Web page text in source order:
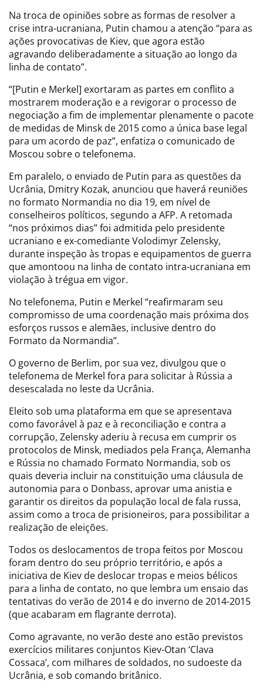
Na troca de opiniões sobre as formas de resolver a
crise intra-ucraniana, Putin chamou a atenção “para as
ações provocativas de Kiev, que agora estão
agravando deliberadamente a situação ao longo da
linha de contato”.
“[Putin e Merkel] exortaram as partes em conflito a
mostrarem moderação e a revigorar o processo de
negociação a fim de implementar plenamente o pacote
de medidas de Minsk de 2015 como a única base legal
para um acordo de paz”, enfatiza o comunicado de
Moscou sobre o telefonema.
Em paralelo, o enviado de Putin para as questões da
Ucrânia, Dmitry Kozak, anunciou que haverá reuniões
no formato Normandia no dia 19, em nível de
conselheiros políticos, segundo a AFP. A retomada
“nos próximos dias” foi admitida pelo presidente
ucraniano e ex-comediante Volodimyr Zelensky,
durante inspeção às tropas e equipamentos de guerra
que amontoou na linha de contato intra-ucraniana em
violação à trégua em vigor.
No telefonema, Putin e Merkel “reafirmaram seu
compromisso de uma coordenação mais próxima dos
esforços russos e alemães, inclusive dentro do
Formato da Normandia”.
O governo de Berlim, por sua vez, divulgou que o
telefonema de Merkel fora para solicitar à Rússia a
desescalada no leste da Ucrânia.
Eleito sob uma plataforma em que se apresentava
como favorável à paz e à reconciliação e contra a
corrupção, Zelensky aderiu à recusa em cumprir os
protocolos de Minsk, mediados pela França, Alemanha
e Rússia no chamado Formato Normandia, sob os
quais deveria incluir na constituição uma cláusula de
autonomia para o Donbass, aprovar uma anistia e
garantir os direitos da população local de fala russa,
assim como a troca de prisioneiros, para possibilitar a
realização de eleições.
Todos os deslocamentos de tropa feitos por Moscou
foram dentro do seu próprio território, e após a
iniciativa de Kiev de deslocar tropas e meios bélicos
para a linha de contato, no que lembra um ensaio das
tentativas do verão de 2014 e do inverno de 2014-2015
(que acabaram em flagrante derrota).
Como agravante, no verão deste ano estão previstos
exercícios militares conjuntos Kiev-Otan ‘Clava
Cossaca’, com milhares de soldados, no sudoeste da
Ucrânia, e sob comando britânico.